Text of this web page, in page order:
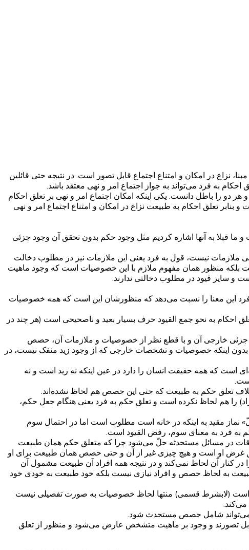
نزاع در امکان و امتناع اجتماع قابل تصور است. در نتیجه حتی قائلین
به فرد می‌تواند به جواز اجتماع امر و نهی معتقد باشد.
دو را باطل دانست. یکی اینکه امکان اجتماع امر و نهی بر تعلق احکام
بنابر تعلق احکام به طبیعت نزاع در امکان و امتناع اجتماع امر و نهی
ما قبلا به آنها اشاره کردیم مثل وجود حکم بدون تحقق آن وجود جزئی
نیست، قول به فرد یعنی این ملازمات نیز در مطلوب دخالت
بلکه منظور همان مفهوم ملازم با این خصوصیات است که وجود ماهیت
سایر قیود در مطلوب دخالتی ندارند.
این معنا را نسبت می‌دهد که منظورشان این است که همه خصوصیات
احکام به نحو جمع القیود حرف بسیار بعید و ناصحیحی است (هر چند در
جزئی خارجی آن و با قطع نظر از خصوصیات و ملازمات آن، حصص
اینکه خصوصیات و تشخصات خارجی که از وجود زید منفک نیست، در
است که همه حقیقت انسان را دارد در عین اینکه نه زید است و نه
تعلق حکم به طبیعت که حتی این حصص هم لحاظ نشده‌اند.
هم لحاظ نکرده است و تعلق حکم به فرد یعنی هنگام جعل حکم،
مقید به اینکه در خانه است مطلوب است اما در احتمال سوم
به فرد به معنای سوم، رفض القیود است.
در مسائل مستحدثه حلّ می‌شود چرا که متعلق حکم همان طبیعت
غرض او است و هیچ چیزی غیر از آن و حتی حصص همان طبیعت برای او
کنار آن لحاظ نمی‌کند و در نتیجه همه افراد آن طبیعت مشمول آن
به لحاظ حصص و افراد نیازی نیست بلکه خود طبیعت به خودی خود
است (لابشرط قسمی) منتها لحاظ خصوصیات به صورت تفصیلی نیست
می‌کند.
نمی‌تواند شامل حصص مستحدث شود.
تصورند و وجود بر ماهیت متشخص عارض می‌شود و منظور از تعلق